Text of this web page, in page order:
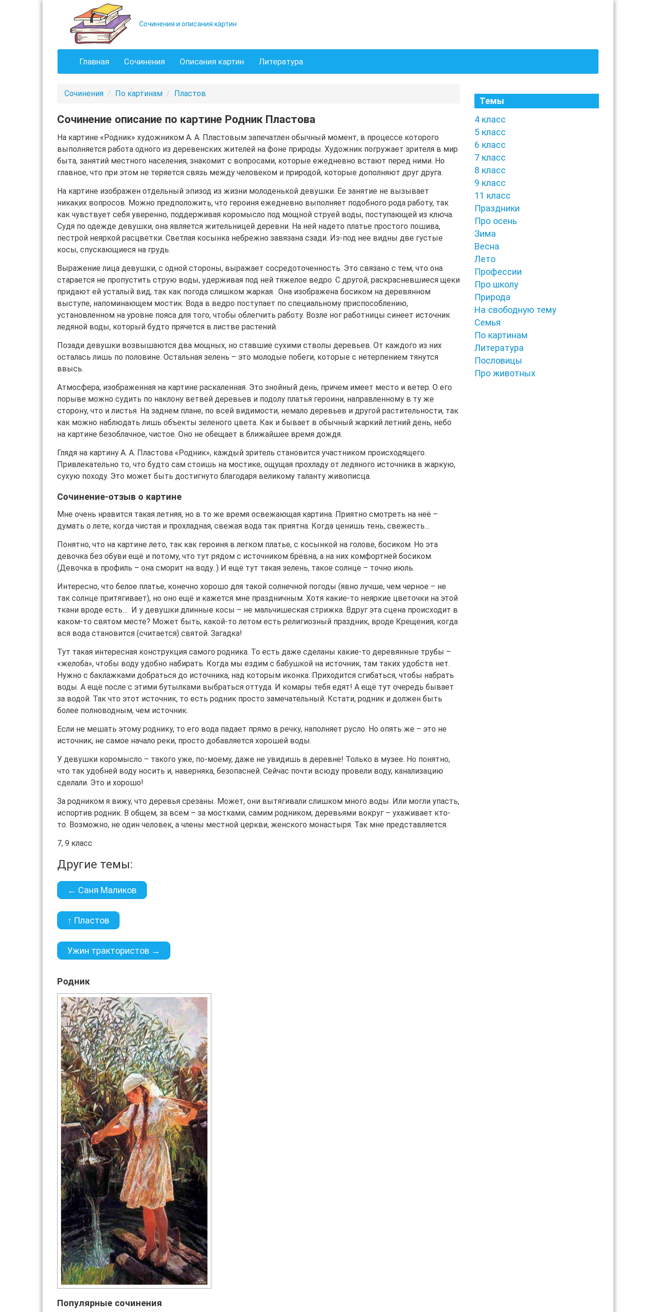
Сочинения и описания картин
Главная Сочинения Описания картин Литература
Сочинения По картинам Пластов
Сочинение описание по картине Родник Пластова
На картине «Родник» художником А. А. Пластовым запечатлен обычный момент, в процессе которого
выполняется работа одного из деревенских жителей на фоне природы. Художник погружает зрителя в мир
быта, занятий местного населения, знакомит с вопросами, которые ежедневно встают перед ними. Но
главное, что при этом не теряется связь между человеком и природой, которые дополняют друг друга.
На картине изображен отдельный эпизод из жизни молоденькой девушки. Ее занятие не вызывает
никаких вопросов. Можно предположить, что героиня ежедневно выполняет подобного рода работу, так
как чувствует себя уверенно, поддерживая коромысло под мощной струей воды, поступающей из ключа.
Судя по одежде девушки, она является жительницей деревни. На ней надето платье простого пошива,
пестрой неяркой расцветки. Светлая косынка небрежно завязана сзади. Из-под нее видны две густые
косы, спускающиеся на грудь.
Выражение лица девушки, с одной стороны, выражает сосредоточенность. Это связано с тем, что она
старается не пропустить струю воды, удерживая под ней тяжелое ведро. С другой, раскрасневшиеся щеки
придают ей усталый вид, так как погода слишком жаркая. Она изображена босиком на деревянном
выступе, напоминающем мостик. Вода в ведро поступает по специальному приспособлению,
установленном на уровне пояса для того, чтобы облегчить работу. Возле ног работницы синеет источник
ледяной воды, который будто прячется в листве растений.
Позади девушки возвышаются два мощных, но ставшие сухими стволы деревьев. От каждого из них
осталась лишь по половине. Остальная зелень – это молодые побеги, которые с нетерпением тянутся
ввысь.
Атмосфера, изображенная на картине раскаленная. Это знойный день, причем имеет место и ветер. О его
порыве можно судить по наклону ветвей деревьев и подолу платья героини, направленному в ту же
сторону, что и листья. На заднем плане, по всей видимости, немало деревьев и другой растительности, так
как можно наблюдать лишь объекты зеленого цвета. Как и бывает в обычный жаркий летний день, небо
на картине безоблачное, чистое. Оно не обещает в ближайшее время дождя.
Глядя на картину А. А. Пластова «Родник», каждый зритель становится участником происходящего.
Привлекательно то, что будто сам стоишь на мостике, ощущая прохладу от ледяного источника в жаркую,
сухую походу. Это может быть достигнуто благодаря великому таланту живописца.
Сочинение-отзыв о картине
Мне очень нравится такая летняя, но в то же время освежающая картина. Приятно смотреть на неё –
думать о лете, когда чистая и прохладная, свежая вода так приятна. Когда ценишь тень, свежесть…
Понятно, что на картине лето, так как героиня в легком платье, с косынкой на голове, босиком. Но эта
девочка без обуви ещё и потому, что тут рядом с источником брёвна, а на них комфортней босиком.
(Девочка в профиль – она сморит на воду. ) И ещё тут такая зелень, такое солнце – точно июль.
Интересно, что белое платье, конечно хорошо для такой солнечной погоды (явно лучше, чем черное – не
так солнце притягивает), но оно ещё и кажется мне праздничным. Хотя какие-то неяркие цветочки на этой
ткани вроде есть… И у девушки длинные косы – не мальчишеская стрижка. Вдруг эта сцена происходит в
каком-то святом месте? Может быть, какой-то летом есть религиозный праздник, вроде Крещения, когда
вся вода становится (считается) святой. Загадка!
Тут такая интересная конструкция самого родника. То есть даже сделаны какие-то деревянные трубы –
«желоба», чтобы воду удобно набирать. Когда мы ездим с бабушкой на источник, там таких удобств нет.
Нужно с баклажками добраться до источника, над которым иконка. Приходится сгибаться, чтобы набрать
воды. А ещё после с этими бутылками выбраться оттуда. И комары тебя едят! А ещё тут очередь бывает
за водой. Так что этот источник, то есть родник просто замечательный. Кстати, родник и должен быть
более полноводным, чем источник.
Если не мешать этому роднику, то его вода падает прямо в речку, наполняет русло. Но опять же – это не
источник, не самое начало реки, просто добавляется хорошей воды.
У девушки коромысло – такого уже, по-моему, даже не увидишь в деревне! Только в музее. Но понятно,
что так удобней воду носить и, наверняка, безопасней. Сейчас почти всюду провели воду, канализацию
сделали. Это и хорошо!
За родником я вижу, что деревья срезаны. Может, они вытягивали слишком много воды. Или могли упасть,
испортив родник. В общем, за всем – за мостками, самим родником, деревьями вокруг – ухаживает кто-
то. Возможно, не один человек, а члены местной церкви, женского монастыря. Так мне представляется.
7, 9 класс
Другие темы:
← Саня Маликов
↑ Пластов
Ужин трактористов →
Родник
Популярные сочинения
Темы
4 класс
5 класс
6 класс
7 класс
8 класс
9 класс
11 класс
Праздники
Про осень
Зима
Весна
Лето
Профессии
Про школу
Природа
На свободную тему
Семья
По картинам
Литература
Пословицы
Про животных